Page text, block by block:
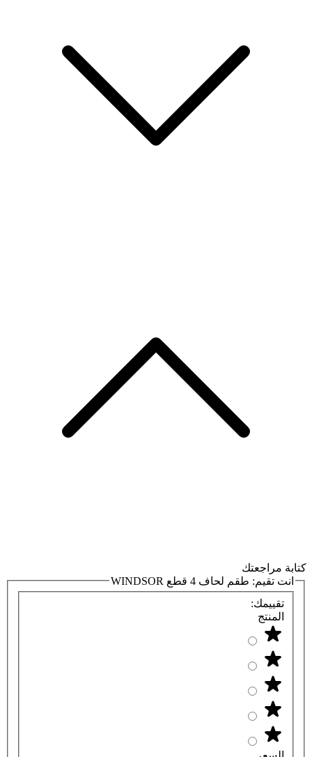
كتابة مراجعتك
انت تقيم: طقم لحاف 4 قطع WINDSOR
تقييمك:
المنتج